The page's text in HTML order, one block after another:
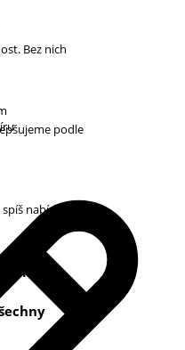
Bez nich
podle
nabídky podle